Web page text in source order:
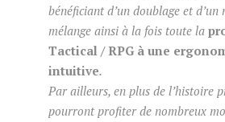
bénéficiant d’un doublage et d’un
mélange ainsi à la fois toute la
Tactical / RPG à une
intuitive.
Par ailleurs, en plus de l’histoire
pourront profiter de nombreux